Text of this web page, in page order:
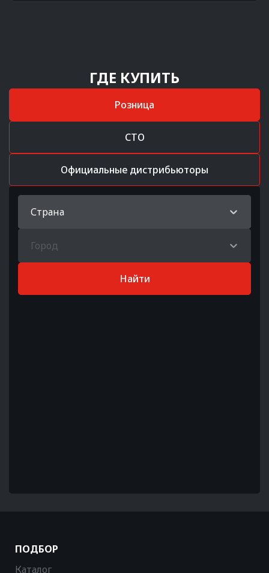
ГДЕ КУПИТЬ
Розница
СТО
Официальные дистрибьюторы
Страна
Город
Найти
ПОДБОР
Каталог